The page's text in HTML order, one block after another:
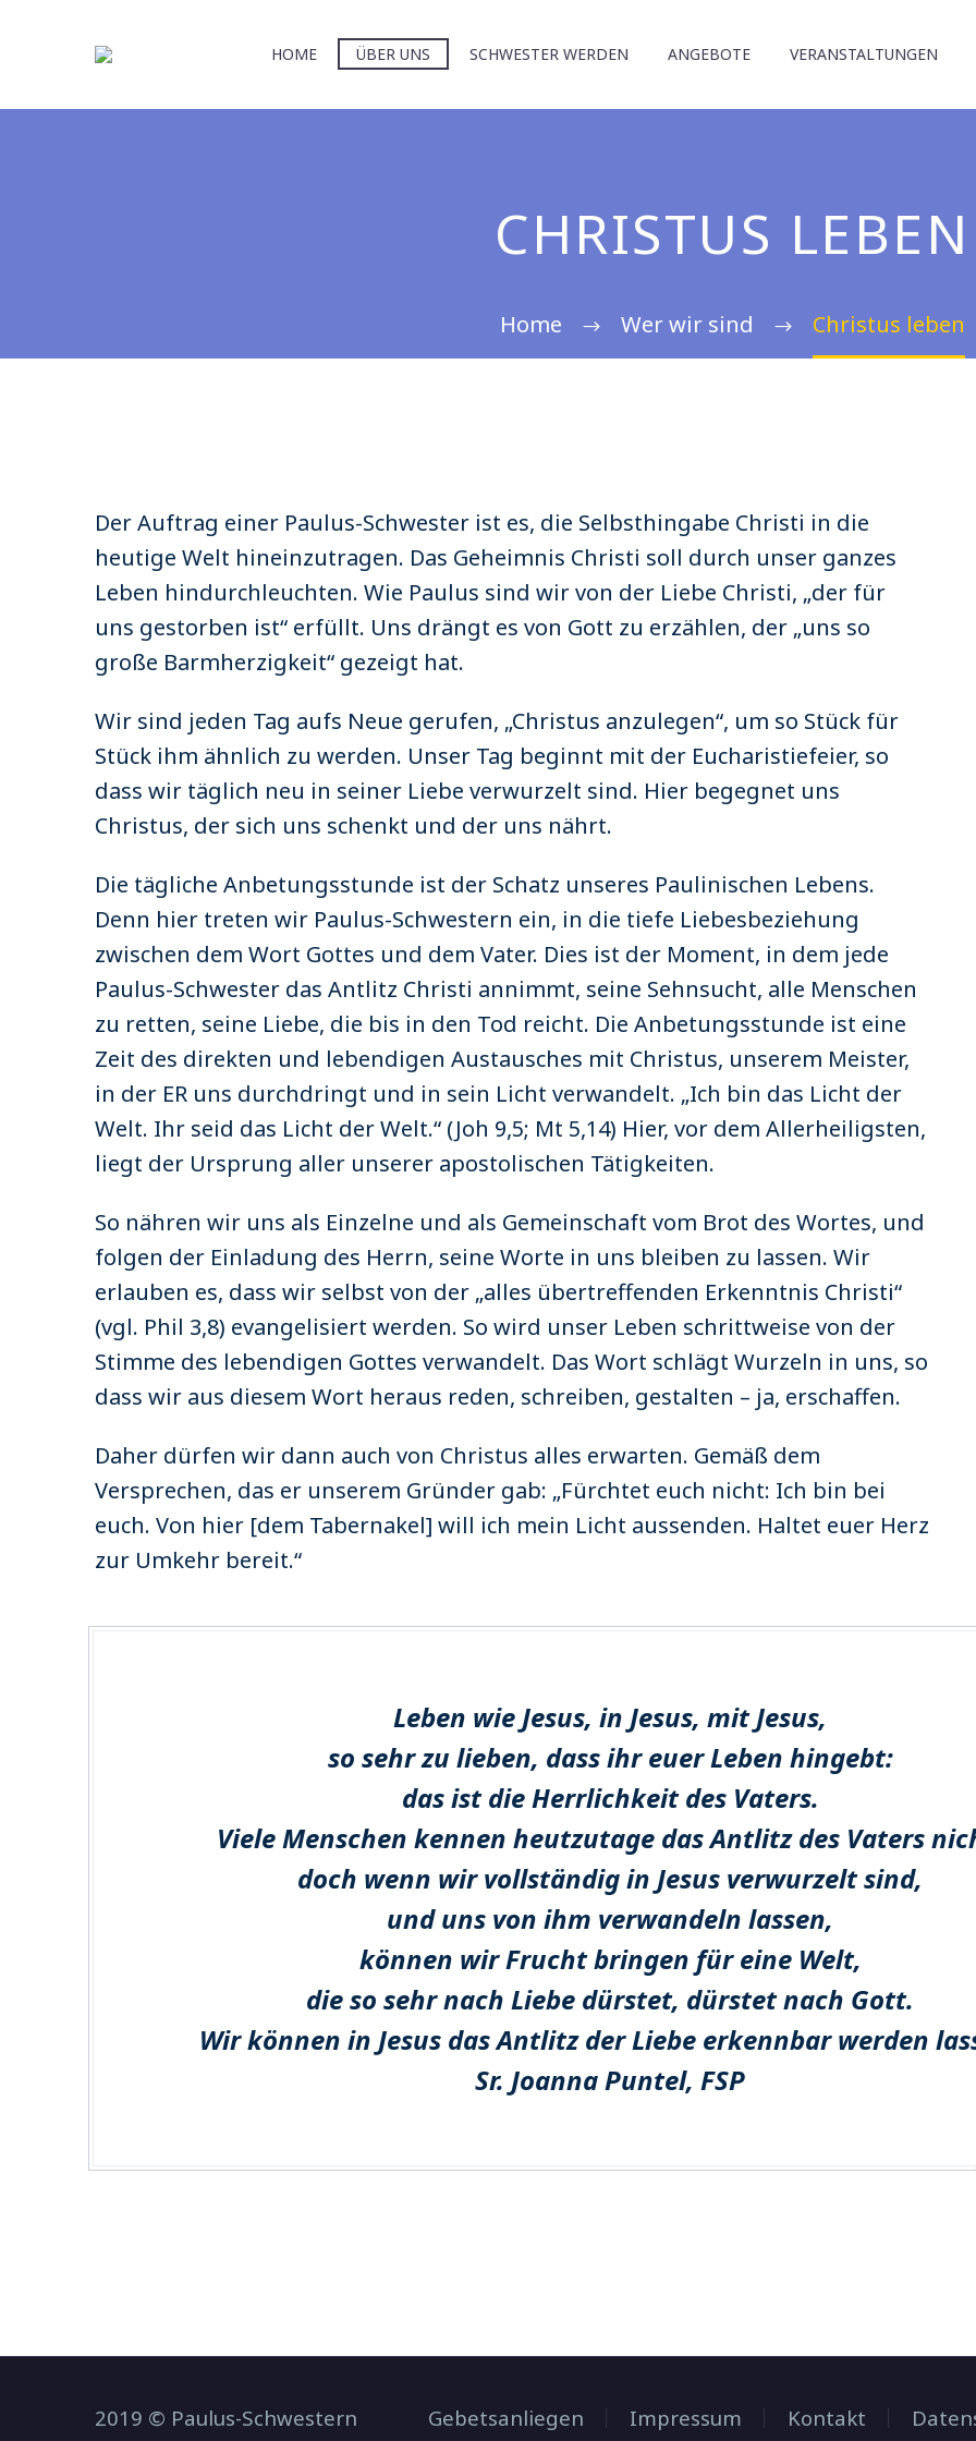
HOME ÜBER UNS SCHWESTER WERDEN ANGEBOTE VERANSTALTUNGEN
CHRISTUS LEBEN
Home Wer wir sind Christus leben
Der Auftrag einer Paulus-Schwester ist es, die Selbsthingabe Christi in die
heutige Welt hineinzutragen. Das Geheimnis Christi soll durch unser ganzes
Leben hindurchleuchten. Wie Paulus sind wir von der Liebe Christi, „der für
uns gestorben ist“ erfüllt. Uns drängt es von Gott zu erzählen, der „uns so
große Barmherzigkeit“ gezeigt hat.
Wir sind jeden Tag aufs Neue gerufen, „Christus anzulegen“, um so Stück für
Stück ihm ähnlich zu werden. Unser Tag beginnt mit der Eucharistiefeier, so
dass wir täglich neu in seiner Liebe verwurzelt sind. Hier begegnet uns
Christus, der sich uns schenkt und der uns nährt.
Die tägliche Anbetungsstunde ist der Schatz unseres Paulinischen Lebens.
Denn hier treten wir Paulus-Schwestern ein, in die tiefe Liebesbeziehung
zwischen dem Wort Gottes und dem Vater. Dies ist der Moment, in dem jede
Paulus-Schwester das Antlitz Christi annimmt, seine Sehnsucht, alle Menschen
zu retten, seine Liebe, die bis in den Tod reicht. Die Anbetungsstunde ist eine
Zeit des direkten und lebendigen Austausches mit Christus, unserem Meister,
in der ER uns durchdringt und in sein Licht verwandelt. „Ich bin das Licht der
Welt. Ihr seid das Licht der Welt.“ (Joh 9,5; Mt 5,14) Hier, vor dem Allerheiligsten,
liegt der Ursprung aller unserer apostolischen Tätigkeiten.
So nähren wir uns als Einzelne und als Gemeinschaft vom Brot des Wortes, und
folgen der Einladung des Herrn, seine Worte in uns bleiben zu lassen. Wir
erlauben es, dass wir selbst von der „alles übertreffenden Erkenntnis Christi“
(vgl. Phil 3,8) evangelisiert werden. So wird unser Leben schrittweise von der
Stimme des lebendigen Gottes verwandelt. Das Wort schlägt Wurzeln in uns, so
dass wir aus diesem Wort heraus reden, schreiben, gestalten – ja, erschaffen.
Daher dürfen wir dann auch von Christus alles erwarten. Gemäß dem
Versprechen, das er unserem Gründer gab: „Fürchtet euch nicht: Ich bin bei
euch. Von hier [dem Tabernakel] will ich mein Licht aussenden. Haltet euer Herz
zur Umkehr bereit.“
Leben wie Jesus, in Jesus, mit Jesus,
so sehr zu lieben, dass ihr euer Leben hingebt:
das ist die Herrlichkeit des Vaters.
Viele Menschen kennen heutzutage das Antlitz des Vaters
doch wenn wir vollständig in Jesus verwurzelt sind,
und uns von ihm verwandeln lassen,
können wir Frucht bringen für eine Welt,
die so sehr nach Liebe dürstet, dürstet nach Gott.
Wir können in Jesus das Antlitz der Liebe erkennbar werden
Sr. Joanna Puntel, FSP
Gebetsanliegen Impressum Kontakt
2019 © Paulus-Schwestern